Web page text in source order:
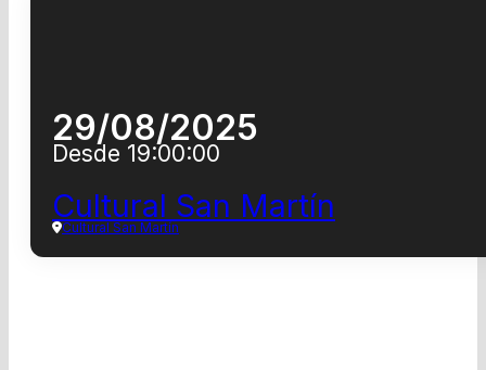
29/08/2025
Desde 19:00:00
Cultural San Martín
Cultural San Martín